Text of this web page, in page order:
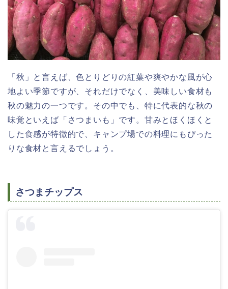
「秋」と言えば、色とりどりの紅葉や爽やかな風が心
地よい季節ですが、それだけでなく、美味しい食材も
秋の魅力の一つです。その中でも、特に代表的な秋の
味覚といえば「さつまいも」です。甘みとほくほくと
した食感が特徴的で、キャンプ場での料理にもぴった
りな食材と言えるでしょう。
さつまチップス